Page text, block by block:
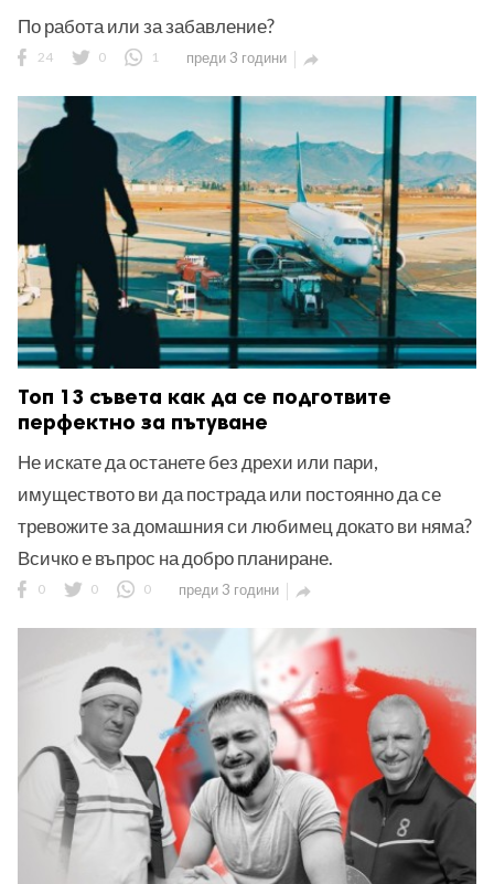
По работа или за забавление?
24 0 1 преди 3 години 
Топ 13 съвета как да се подготвите
перфектно за пътуване
Не искате да останете без дрехи или пари,
имуществото ви да пострада или постоянно да се
тревожите за домашния си любимец докато ви няма?
Всичко е въпрос на добро планиране.
0 0 0 преди 3 години 